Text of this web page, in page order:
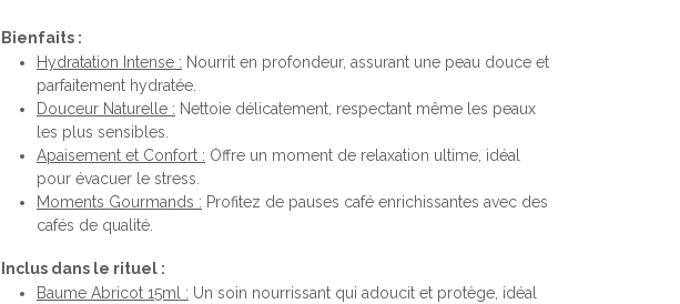
Bienfaits :
Hydratation Intense : Nourrit en profondeur, assurant une peau douce et
parfaitement hydratée.
Douceur Naturelle : Nettoie délicatement, respectant même les peaux
les plus sensibles.
Apaisement et Confort : Offre un moment de relaxation ultime, idéal
pour évacuer le stress.
Moments Gourmands : Profitez de pauses café enrichissantes avec des
cafés de qualité.
Inclus dans le rituel :
Baume Abricot 15ml : Un soin nourrissant qui adoucit et protège, idéal